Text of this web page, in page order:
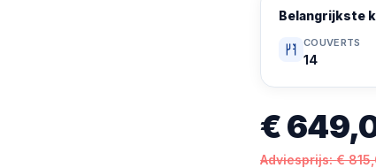
Belangrijkste
COUVERTS
14
€
Adviesprijs:€